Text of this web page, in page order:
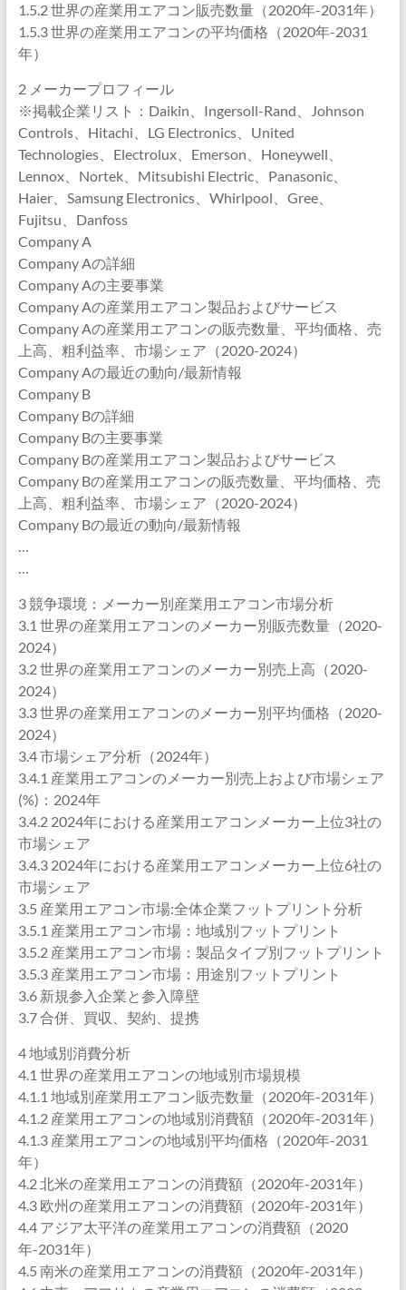
1.5.2 世界の産業用エアコン販売数量（2020年-2031年）
1.5.3 世界の産業用エアコンの平均価格（2020年-2031
年）
2 メーカープロフィール
※掲載企業リスト：Daikin、Ingersoll-Rand、Johnson
Controls、Hitachi、LG Electronics、United
Technologies、Electrolux、Emerson、Honeywell、
Lennox、Nortek、Mitsubishi Electric、Panasonic、
Haier、Samsung Electronics、Whirlpool、Gree、
Fujitsu、Danfoss
Company A
Company Aの詳細
Company Aの主要事業
Company Aの産業用エアコン製品およびサービス
Company Aの産業用エアコンの販売数量、平均価格、売
上高、粗利益率、市場シェア（2020-2024）
Company Aの最近の動向/最新情報
Company B
Company Bの詳細
Company Bの主要事業
Company Bの産業用エアコン製品およびサービス
Company Bの産業用エアコンの販売数量、平均価格、売
上高、粗利益率、市場シェア（2020-2024）
Company Bの最近の動向/最新情報
…
…
3 競争環境：メーカー別産業用エアコン市場分析
3.1 世界の産業用エアコンのメーカー別販売数量（2020-
2024）
3.2 世界の産業用エアコンのメーカー別売上高（2020-
2024）
3.3 世界の産業用エアコンのメーカー別平均価格（2020-
2024）
3.4 市場シェア分析（2024年）
3.4.1 産業用エアコンのメーカー別売上および市場シェア
(%)：2024年
3.4.2 2024年における産業用エアコンメーカー上位3社の
市場シェア
3.4.3 2024年における産業用エアコンメーカー上位6社の
市場シェア
3.5 産業用エアコン市場:全体企業フットプリント分析
3.5.1 産業用エアコン市場：地域別フットプリント
3.5.2 産業用エアコン市場：製品タイプ別フットプリント
3.5.3 産業用エアコン市場：用途別フットプリント
3.6 新規参入企業と参入障壁
3.7 合併、買収、契約、提携
4 地域別消費分析
4.1 世界の産業用エアコンの地域別市場規模
4.1.1 地域別産業用エアコン販売数量（2020年-2031年）
4.1.2 産業用エアコンの地域別消費額（2020年-2031年）
4.1.3 産業用エアコンの地域別平均価格（2020年-2031
年）
4.2 北米の産業用エアコンの消費額（2020年-2031年）
4.3 欧州の産業用エアコンの消費額（2020年-2031年）
4.4 アジア太平洋の産業用エアコンの消費額（2020
年-2031年）
4.5 南米の産業用エアコンの消費額（2020年-2031年）